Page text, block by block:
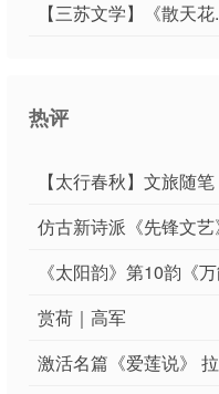
热评
《太阳韵》第10韵《
赏荷｜高军
激活名篇《爱莲说》